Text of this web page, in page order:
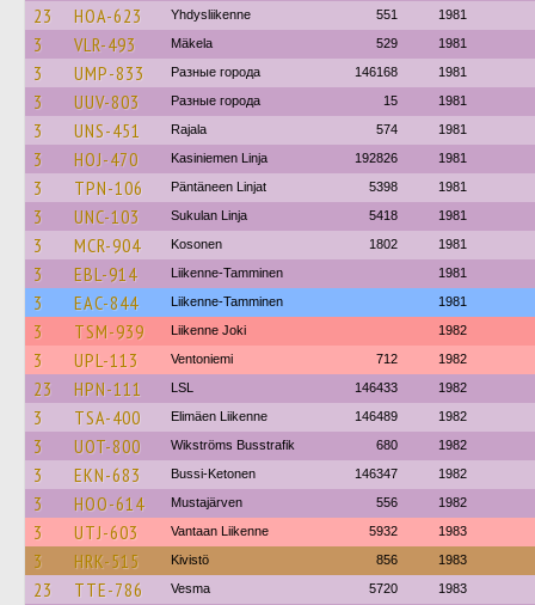
23 HOA-623 Yhdysliikenne 551 1981
3 VLR-493 Mäkela 529 1981
3 UMP-833 Разные города 146168 1981
3 UUV-803 Разные города 15 1981
3 UNS-451 Rajala 574 1981
3 HOJ-470 Kasiniemen Linja 192826 1981
3 TPN-106 Päntäneen Linjat 5398 1981
3 UNC-103 Sukulan Linja 5418 1981
3 MCR-904 Kosonen 1802 1981
3 EBL-914 Liikenne-Tamminen 1981
3 EAC-844 Liikenne-Tamminen 1981
3 TSM-939 Liikenne Joki 1982
3 UPL-113 Ventoniemi 712 1982
23 HPN-111 LSL 146433 1982
3 TSA-400 Elimäen Liikenne 146489 1982
3 UOT-800 Wikströms Busstrafik 680 1982
3 EKN-683 Bussi-Ketonen 146347 1982
3 HOO-614 Mustajärven 556 1982
3 UTJ-603 Vantaan Liikenne 5932 1983
3 HRK-515 Kivistö 856 1983
23 TTE-786 Vesma 5720 1983